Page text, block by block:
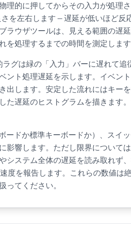
理的に押してからその入力が処理
を左右します — 遅延が低いほど
ラウザツールは、見える範囲の遅
処理するまでの時間を測定します
グは緑の「入力」バーに遅れて
ント処理遅延を示します。イベン
出します。安定した流れにはキー
た遅延のヒストグラムを描きます
ードか標準キーボードか）、スイ
影響します。ただし限界について
システム全体の遅延を読み取れず
度を報告します。これらの数値は
ってください。